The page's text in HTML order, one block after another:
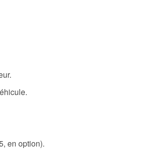
en option).